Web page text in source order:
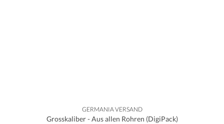
GERMANIA VERSAND
Grosskaliber - Aus allen Rohren (DigiPack)